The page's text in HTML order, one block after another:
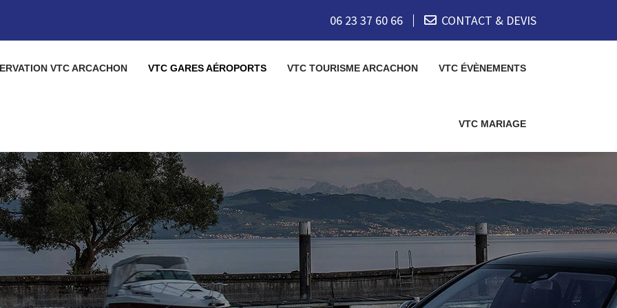
06 23 37 60 66 CONTACT & DEVIS
VTC ARCACHON VTC GARES AÉROPORTS VTC TOURISME ARCACHON VTC ÉVÈNEMENTS
VTC MARIAGE